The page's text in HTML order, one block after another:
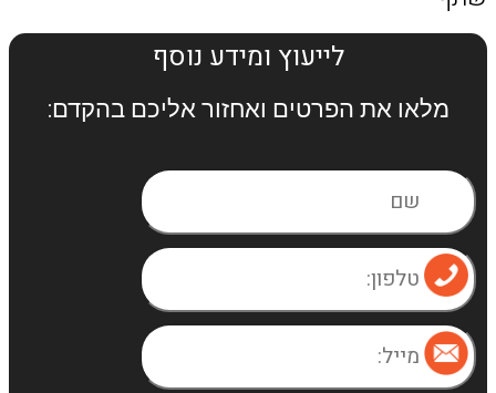
לייעוץ ומידע נוסף
מלאו את הפרטים ואחזור אליכם בהקדם:​